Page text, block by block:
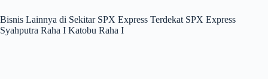
Bisnis Lainnya di Sekitar SPX Express Terdekat SPX Express
Syahputra Raha I Katobu Raha I